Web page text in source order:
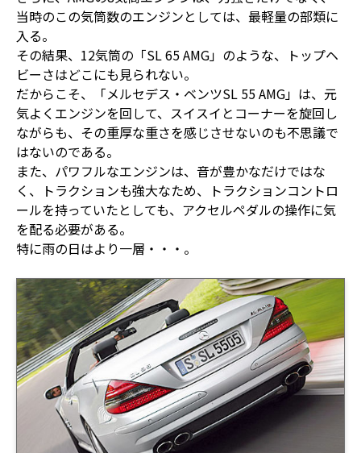
当時のこの気筒数のエンジンとしては、最軽量の部類に
入る。
その結果、12気筒の「SL 65 AMG」のような、トップヘ
ビーさはどこにも見られない。
だからこそ、「メルセデス・ベンツSL 55 AMG」は、元
気よくエンジンを回して、スイスイとコーナーを旋回し
ながらも、その重厚な重さを感じさせないのも不思議で
はないのである。
また、パワフルなエンジンは、音が豊かなだけではな
く、トラクションも強大なため、トラクションコントロ
ールを持っていたとしても、アクセルペダルの操作に気
を配る必要がある。
特に雨の日はより一層・・・。